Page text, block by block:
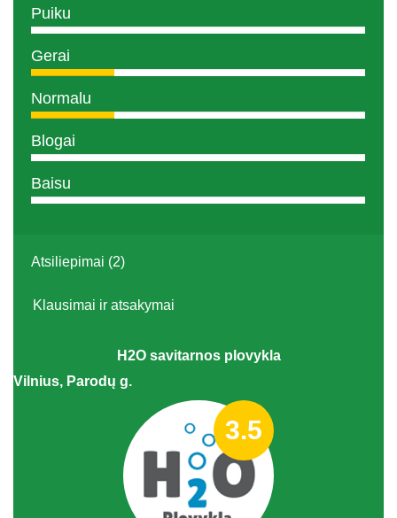
Puiku
Gerai
Normalu
Blogai
Baisu
Atsiliepimai (2)
Klausimai ir atsakymai
H2O savitarnos plovykla
Vilnius, Parodų g.
3.5